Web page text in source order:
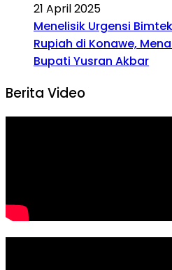
21 April 2025
Menelisik Urgensi
Rupiah di Konawe,
Bupati Yusran Akbar
Berita Video